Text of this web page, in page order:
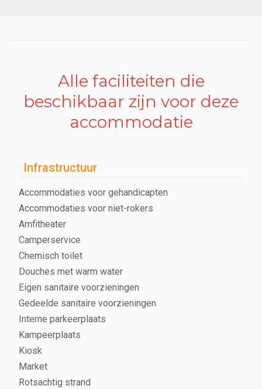
Alle faciliteiten die
beschikbaar zijn voor deze
accommodatie
Infrastructuur
Accommodaties voor gehandicapten
Accommodaties voor niet-rokers
Amfitheater
Camperservice
Chemisch toilet
Douches met warm water
Eigen sanitaire voorzieningen
Gedeelde sanitaire voorzieningen
Interne parkeerplaats
Kampeerplaats
Kiosk
Market
Rotsachtig strand